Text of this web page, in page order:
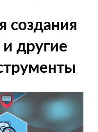
создания
другие